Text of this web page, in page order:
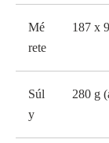
Mé
rete
187 x
Súl
y
280 g